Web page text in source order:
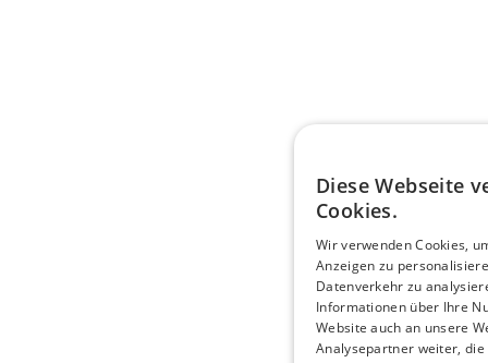
Diese Webseite
Cookies.
Wir verwenden Cookies,
Anzeigen zu
Datenverkehr zu
Informationen über Ihre
Website auch an unsere
Analysepartner weiter, die